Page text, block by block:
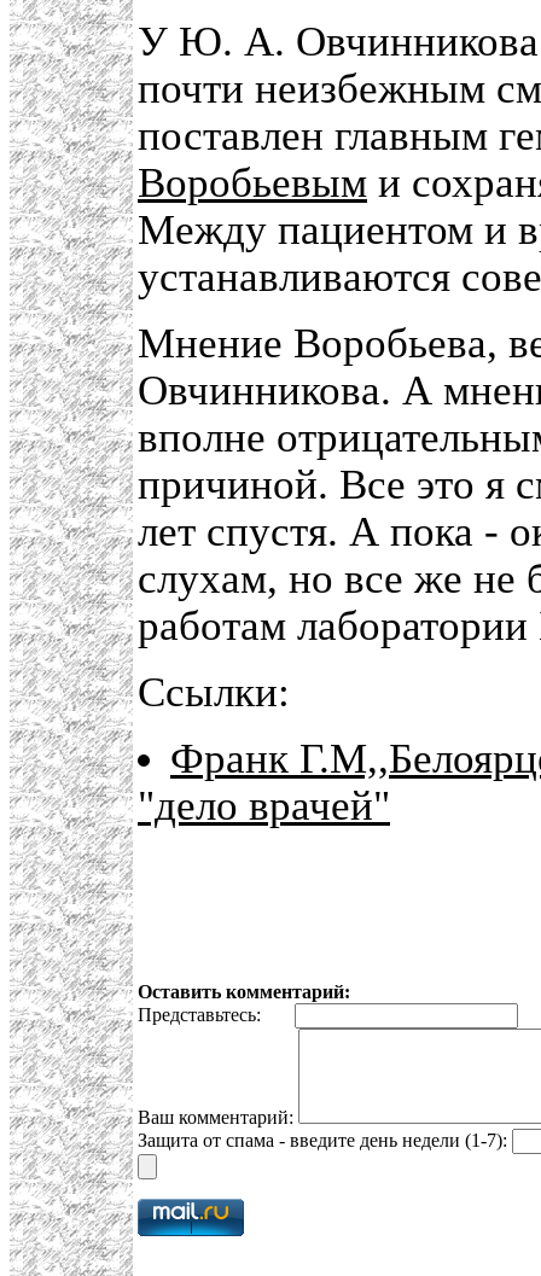
У Ю. А. Овчинникова
почти неизбежным
поставлен главным
Воробьевым и
Между пациентом и
устанавливаются
Мнение Воробьева,
Овчинникова. А
вполне
причиной. Все это я
лет спустя. А пока -
слухам, но все же не
работам лаборатории
Ссылки:
Франк
"дело врачей"
Оставить комментарий:
Представьтесь:
Ваш комментарий:
Защита от спама - введите день недели (1-7):